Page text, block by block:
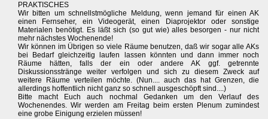
PRAKTISCHES
Wir bitten um schnellstmögliche Meldung, wenn jemand für einen AK
einen Fernseher, ein Videogerät, einen Diaprojektor oder sonstige
Materialen benötigt. Es läßt sich (so gut wie) alles besorgen - nur nicht
mehr nächstes Wochenende!
Wir können im Übrigen so viele Räume benutzen, daß wir sogar alle AKs
bei Bedarf gleichzeitig laufen lassen könnten und dann immer noch
Räume hätten, falls der ein oder andere AK ggf. getrennte
Diskussionsstränge weiter verfolgen und sich zu diesem Zweck auf
weitere Räume verteilen möchte. (Nun.... auch das hat Grenzen, die
allerdings hoffentlich nicht ganz so schnell ausgeschöpft sind....)
Bitte macht Euch auch nochmal Gedanken um den Verlauf des
Wochenendes. Wir werden am Freitag beim ersten Plenum zumindest
eine grobe Einigung erzielen müssen!